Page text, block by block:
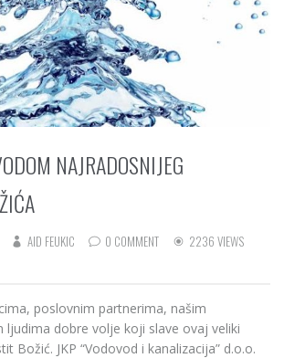
NAJRADOSNIJEG
AID FEUKIC 0 COMMENT
2236 VIEWS
poslovnim partnerima, našim
ljudima dobre volje koji slave ovaj veliki
Božić. JKP “Vodovod i kanalizacija” d.o.o.